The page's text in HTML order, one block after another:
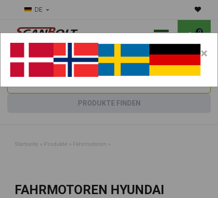
DE
0
Benötigen Sie Hilfe bei Verschleißteilen?Maschine wählen:
PRODUKTE FINDEN
Startseite » Produkte » Fahrmotoren »
FAHRMOTOREN HYUNDAI
×